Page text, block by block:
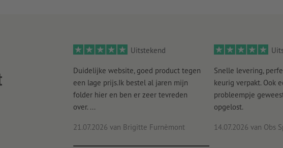
Uitstekend
Duidelijke website, goed product tegen
een lage prijs.Ik bestel al jaren mijn
folder hier en ben er zeer tevreden
over. ...
21.07.2026 van Brigitte Furnèmont
Snelle levering,
keurig verpakt. Ook
probleempje
opgelost.
14.07.2026 van Obs